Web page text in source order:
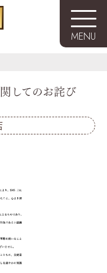
MENU
してのお詫び